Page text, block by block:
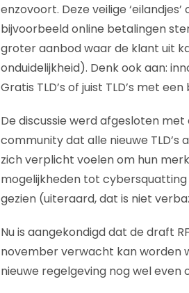
enzovoort. Deze veilige
bijvoorbeeld online betalingen
groter aanbod waar de klant uit
onduidelijkheid). Denk ook aan:
Gratis TLD’s of juist TLD’s met
De discussie werd afgesloten
community dat alle nieuwe
zich verplicht voelen om hun
mogelijkheden tot
gezien (uiteraard, dat is niet
Nu is aangekondigd dat de draft
november verwacht kan worden
nieuwe regelgeving nog wel even